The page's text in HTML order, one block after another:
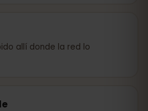
allí donde la red lo